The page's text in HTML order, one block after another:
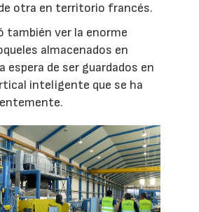
otra en territorio francés.
también ver la enorme
almacenados en
espera de ser guardados en
inteligente que se ha